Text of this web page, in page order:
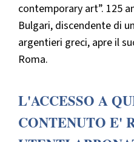
contemporary art”. 125
Bulgari, discendente di
argentieri greci, apre il
Roma.
L'ACCESSO A
CONTENUTO E'